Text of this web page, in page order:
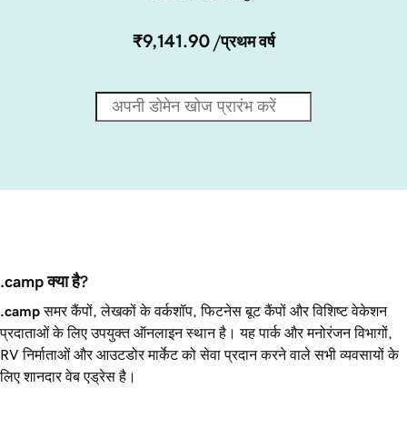
₹9,141.90 /प्रथम वर्ष
.camp क्या है?
.campसमर कैंपों, लेखकों के वर्कशॉप, फिटनेस बूट कैंपों और विशिष्ट वेकेशन
प्रदाताओं के लिए उपयुक्त ऑनलाइन स्थान है। यह पार्क और मनोरंजन विभागों,
RV निर्माताओं और आउटडोर मार्केट को सेवा प्रदान करने वाले सभी व्यवसायों के
लिए शानदार वेब एड्रेस है।